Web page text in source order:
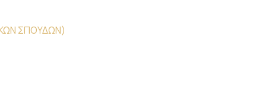
ΣΠΟΥΔΩΝ)